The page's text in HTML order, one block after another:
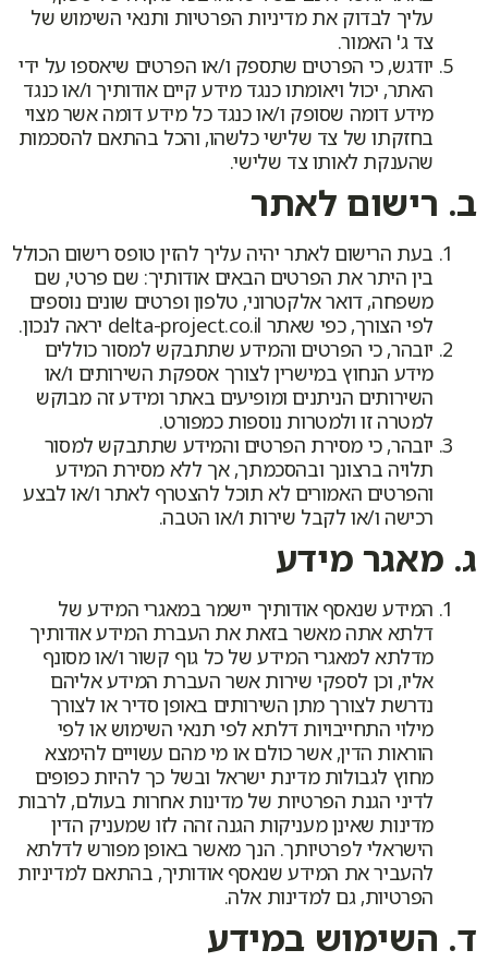
עליך לבדוק את מדיניות הפרטיות ותנאי השימוש של
צד ג' האמור.
יודגש, כי הפרטים שתספק ו/או הפרטים שיאספו על ידי
האתר, יכול ויאומתו כנגד מידע קיים אודותיך ו/או כנגד
מידע דומה שסופק ו/או כנגד כל מידע דומה אשר מצוי
בחזקתו של צד שלישי כלשהו, והכל בהתאם להסכמות
שהענקת לאותו צד שלישי.
ב. רישום לאתר
בעת הרישום לאתר יהיה עליך להזין טופס רישום הכולל
בין היתר את הפרטים הבאים אודותיך: שם פרטי, שם
משפחה, דואר אלקטרוני, טלפון ופרטים שונים נוספים
לפי הצורך, כפי שאתר delta-project.co.il יראה לנכון.
יובהר, כי הפרטים והמידע שתתבקש למסור כוללים
מידע הנחוץ במישרין לצורך אספקת השירותים ו/או
השירותים הניתנים ומופיעים באתר ומידע זה מבוקש
למטרה זו ולמטרות נוספות כמפורט.
יובהר, כי מסירת הפרטים והמידע שתתבקש למסור
תלויה ברצונך ובהסכמתך, אך ללא מסירת המידע
והפרטים האמורים לא תוכל להצטרף לאתר ו/או לבצע
רכישה ו/או לקבל שירות ו/או הטבה.
ג. מאגר מידע
המידע שנאסף אודותיך יישמר במאגרי המידע של
דלתא אתה מאשר בזאת את העברת המידע אודותיך
מדלתא למאגרי המידע של כל גוף קשור ו/או מסונף
אליו, וכן לספקי שירות אשר העברת המידע אליהם
נדרשת לצורך מתן השירותים באופן סדיר או לצורך
מילוי התחייבויות דלתא לפי תנאי השימוש או לפי
הוראות הדין, אשר כולם או מי מהם עשויים להימצא
מחוץ לגבולות מדינת ישראל ובשל כך להיות כפופים
לדיני הגנת הפרטיות של מדינות אחרות בעולם, לרבות
מדינות שאינן מעניקות הגנה זהה לזו שמעניק הדין
הישראלי לפרטיותך. הנך מאשר באופן מפורש לדלתא
להעביר את המידע שנאסף אודותיך, בהתאם למדיניות
הפרטיות, גם למדינות אלה.
ד. השימוש במידע